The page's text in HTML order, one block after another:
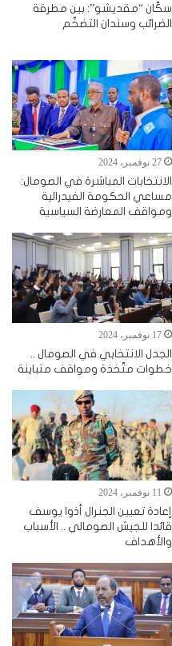
سكّان “مقديشو”: بين مطرقة
الضرائب وسندان التضخّم
27 نوفمبر، 2024
الانتخابات المباشرة في الصومال:
مساعي الحكومة الفيدرالية
ومواقف المعارضة السياسية
17 نوفمبر، 2024
الجدل الانتخابي في الصومال ..
خطوات متّخذة ومواقف متباينة
11 نوفمبر، 2024
إعادة تعيين الجنرال أذوا يوسف
قائدا للجيش الصومالي .. الأسباب
والأهداف